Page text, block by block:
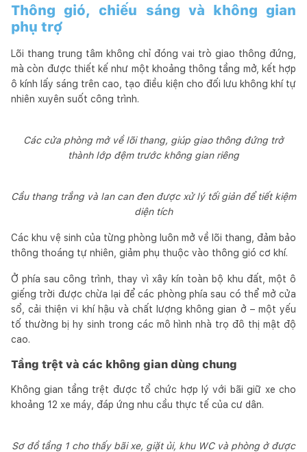
Thông gió, chiếu sáng và không gian
phụ trợ
Lõi thang trung tâm không chỉ đóng vai trò giao thông đứng,
mà còn được thiết kế như một khoảng thông tầng mở, kết hợp
ô kính lấy sáng trên cao, tạo điều kiện cho đối lưu không khí tự
nhiên xuyên suốt công trình.
Các cửa phòng mở về lõi thang, giúp giao thông đứng trở
thành lớp đệm trước không gian riêng
Cầu thang trắng và lan can đen được xử lý tối giản để tiết kiệm
diện tích
Các khu vệ sinh của từng phòng luôn mở về lõi thang, đảm bảo
thông thoáng tự nhiên, giảm phụ thuộc vào thông gió cơ khí.
Ở phía sau công trình, thay vì xây kín toàn bộ khu đất, một ô
giếng trời được chừa lại để các phòng phía sau có thể mở cửa
sổ, cải thiện vi khí hậu và chất lượng không gian ở – một yếu
tố thường bị hy sinh trong các mô hình nhà trọ đô thị mật độ
cao.
Tầng trệt và các không gian dùng chung
Không gian tầng trệt được tổ chức hợp lý với bãi giữ xe cho
khoảng 12 xe máy, đáp ứng nhu cầu thực tế của cư dân.
Sơ đồ tầng 1 cho thấy bãi xe, giặt ủi, khu WC và phòng ở được